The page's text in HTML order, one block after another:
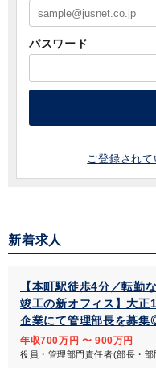
パスワード
ご登録され
新着求人
【本町駅徒歩4分／転勤
竣工の新オフィス】大正
企業にて管理部長を募
年収700万円 〜 900万円
役員・管理部門責任者(部長・部